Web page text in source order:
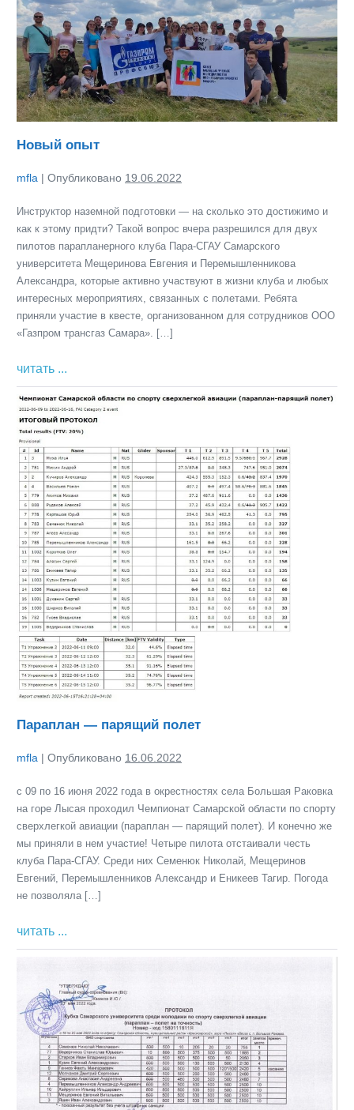
опыт
Новый опыт
mfla | Опубликовано 19.06.2022
Инструктор наземной подготовки — на сколько это достижимо и
как к этому придти? Такой вопрос вчера разрешился для двух
пилотов парапланерного клуба Пара-СГАУ Самарского
университета Мещеринова Евгения и Перемышленникова
Александра, которые активно участвуют в жизни клуба и любых
интересных мероприятиях, связанных с полетами. Ребята
приняли участие в квесте, организованном для сотрудников ООО
«Газпром трансгаз Самара». […]
читать ...
опыт
Параплан
—
парящий
полет
Параплан — парящий полет
mfla | Опубликовано 16.06.2022
с 09 по 16 июня 2022 года в окрестностях села Большая Раковка
на горе Лысая проходил Чемпионат Самарской области по спорту
сверхлегкой авиации (параплан — парящий полет). И конечно же
мы приняли в нем участие! Четыре пилота отстаивали честь
клуба Пара-СГАУ. Среди них Семенюк Николай, Мещеринов
Евгений, Перемышленников Александр и Еникеев Тагир. Погода
не позволяла […]
читать ...
—
парящий
полет